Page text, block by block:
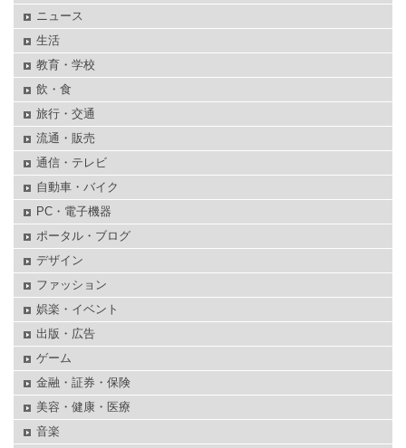
ニュース
生活
教育・学校
飲・食
旅行・交通
流通・販売
通信・テレビ
自動車・バイク
PC・電子機器
ポータル・ブログ
デザイン
ファッション
娯楽・イベント
出版・広告
ゲーム
金融・証券・保険
美容・健康・医療
音楽